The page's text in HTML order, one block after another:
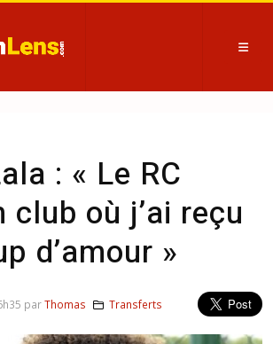
: « Le RC
club où j’ai reçu
d’amour »
parThomas Transferts